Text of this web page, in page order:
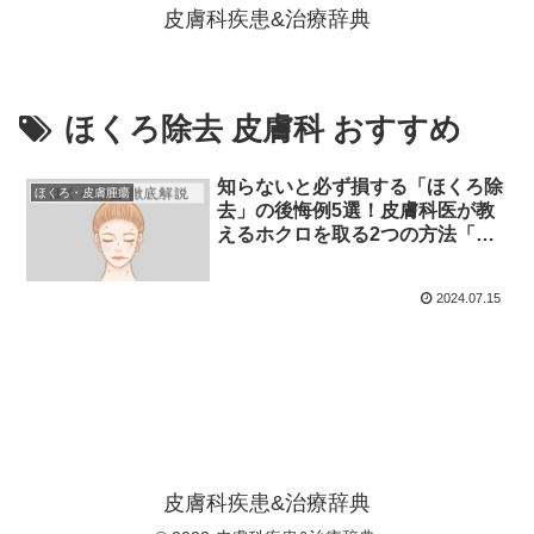
皮膚科疾患&治療辞典
ほくろ除去 皮膚科 おすすめ
ほくろ・皮膚腫瘍
知らないと必ず損する「ほくろ除
去」の後悔例5選！皮膚科医が教
えるホクロを取る2つの方法「手
2024.07.15
皮膚科疾患&治療辞典